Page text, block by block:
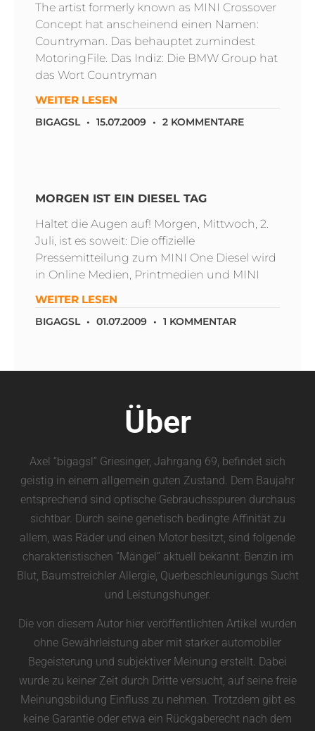
The artist formerly known as MINI Crossover
Concept hat anscheinend einen Namen:
Countryman. Das behauptet zumindest
MotoringFile. Das Indiz: Die BMW Group hat
das Wort Countryman
WEITER LESEN
BIGAGSL 15.07.2009 2 KOMMENTARE
MORGEN IST EIN DIESEL TAG
Haltet die Augen auf! Morgen, Mittwoch, 2.
Juli, ist es soweit: Die offizielle
Pressemitteilung zum MINI One Diesel wird
in Online Medien, Printmedien und MINI
WEITER LESEN
BIGAGSL 01.07.2009 1 KOMMENTAR
Über
Axel “bigagsl” Griesinger, Jahrgang 69, befindet sich
geistig in einem allgemein guten Zustand. Dem Baujahr
entsprechend sind optische Gebrauchsspuren durchaus
sichtbar. Durch seine genetisch bedingte Affinität zu
allem, was Räder und einen Motor besitzt, sind folgende
charakteristischen “Mängel” aktuell bekannt: Benzin im
Blut, Baumstreichler Allergie, Querbeschleunigungs Sucht
und Leistungshunger.
Die von diesem Autor hier veröffentlichten Artikel wurden
ohne Gewährleistung aber mit starker automobiler
Begeisterung und subjektiver Meinung erstellt. Dabei
wurde zu keiner Zeit durch Dritte versucht, auf seine freie
Meinungsbildung Einfluss zu nehmen. Trotzdem gibt es
keine Garantie oder etwa ein Rückgaberecht nach dem